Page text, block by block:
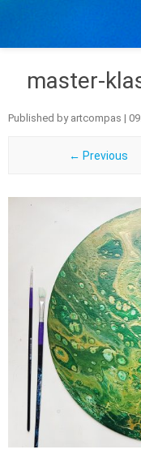
master-
Published by artcompas |
← Previous